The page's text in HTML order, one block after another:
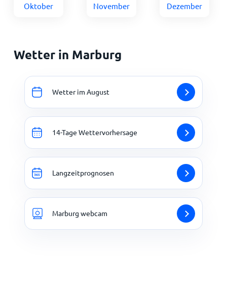
Oktober November Dezember
Wetter in Marburg
Wetter im August
14-Tage Wettervorhersage
Langzeitprognosen
Marburg webcam